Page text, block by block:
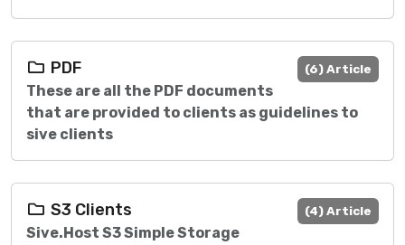
(6) Article
PDF
These are all the PDF documents
that are provided to clients as guidelines to
sive clients
(4) Article
S3 Clients
Sive.Host S3 Simple Storage